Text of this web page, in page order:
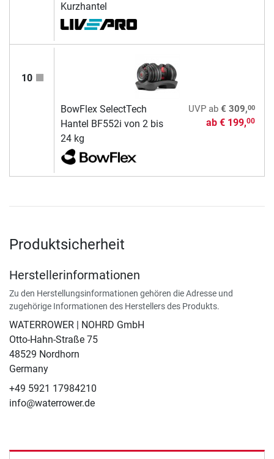
Kurzhantel
10
BowFlex SelectTech
Hantel BF552i von 2 bis
24 kg
UVPab € 309,00
ab € 199,00
Produktsicherheit
Herstellerinformationen
Zu den Herstellungsinformationen gehören die Adresse und
zugehörige Informationen des Herstellers des Produkts.
WATERROWER | NOHRD GmbH
Otto-Hahn-Straße 75
48529 Nordhorn
Germany
+49 5921 17984210
info@waterrower.de